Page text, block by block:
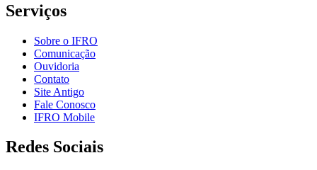
Serviços
Sobre o IFRO
Comunicação
Ouvidoria
Contato
Site Antigo
Fale Conosco
IFRO Mobile
Redes Sociais